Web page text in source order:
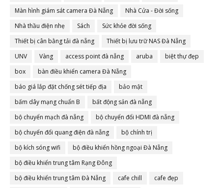
Màn hình giám sát camera Đà Nẵng
Nhà Cửa - Đời sống
Nhà thầu điện nhẹ
Sách
Sức khỏe đời sống
Thiết bị cân bằng tải đà nẵng
Thiết bị lưu trữ NAS Đà Nẵng
UNV
Vàng access point đà nẵng aruba
biệt thự đẹp
box
bàn điều khiển camera Đà Nẵng
báo giá lắp đặt chống sét tiếp địa
bảo mật
bấm dây mạng chuẩn B
bất động sản đà nẵng
bộ chuyển mạch đà nẵng
bộ chuyển đổi HDMI đà nẵng
bộ chuyển đổi quang điện đà nẵng
bộ chính trị
bộ kích sóng wifi
bộ điều khiển hồng ngoại Đà Nẵng
bộ điều khiển trung tâm Rạng Đông
bộ điều khiển trung tâm Đà Nẵng
cafe chill
cafe đẹp